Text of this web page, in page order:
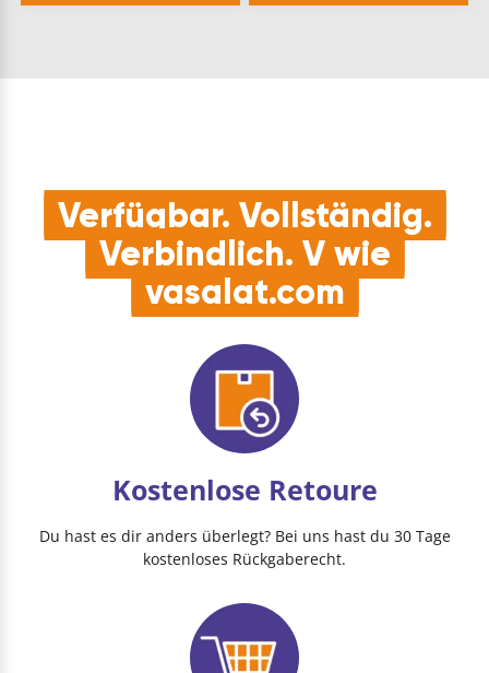
Verfügbar. Vollständig.
Verbindlich. V wie
vasalat.com
Kostenlose Retoure
Du hast es dir anders überlegt? Bei uns hast du 30 Tage
kostenloses Rückgaberecht.